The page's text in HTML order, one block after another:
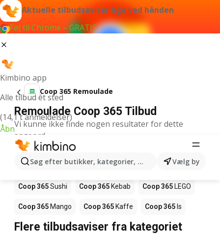
Aktuelle tilbudsaviser lige ved hånden
Føj til Chrome – GRATIS
Kimbino app
Alle tilbud ét sted
(14,1 t anmeldelser)
Åbn
Søg efter butikker, kategorier, produkter...Vælg by
Coop 365 Remoulade
Remoulade Coop 365 Tilbud
Vi kunne ikke finde nogen resultater for dette
søgeord.
Andre produkter i butikker Coop 365
Coop 365Pizza Coop 365Magasin
Coop 365Sushi Coop 365 Kebab Coop 365 LEGO
Coop 365 Mango Coop 365 Kaffe Coop 365 Is
Flere tilbudsaviser fra kategoriet